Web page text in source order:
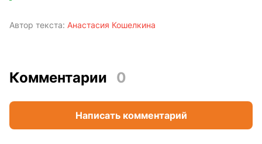
Автор текста: Анастасия Кошелкина
Комментарии 0
Написать комментарий